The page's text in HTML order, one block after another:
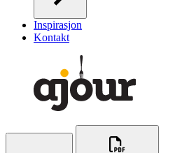
Inspirasjon
Kontakt